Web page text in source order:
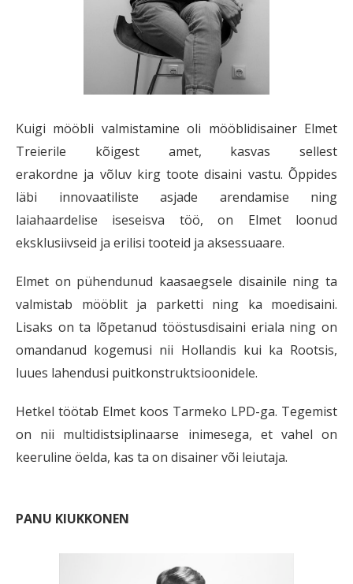
Kuigi mööbli valmistamine oli mööblidisainer Elmet
Treierile kõigest amet, kasvas sellest
erakordne ja võluv kirg toote disaini vastu. Õppides
läbi innovaatiliste asjade arendamise ning
laiahaardelise iseseisva töö, on Elmet loonud
eksklusiivseid ja erilisi tooteid ja aksessuaare.
Elmet on pühendunud kaasaegsele disainile ning ta
valmistab mööblit ja parketti ning ka moedisaini.
Lisaks on ta lõpetanud tööstusdisaini eriala ning on
omandanud kogemusi nii Hollandis kui ka Rootsis,
luues lahendusi puitkonstruktsioonidele.
Hetkel töötab Elmet koos Tarmeko LPD-ga. Tegemist
on nii multidistsiplinaarse inimesega, et vahel on
keeruline öelda, kas ta on disainer või leiutaja.
PANU KIUKKONEN